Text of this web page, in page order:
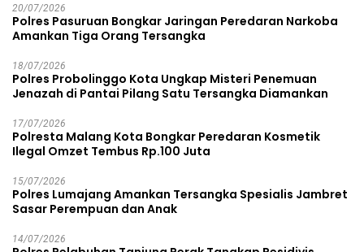
20/07/2026
Polres Pasuruan Bongkar Jaringan Peredaran Narkoba
Amankan Tiga Orang Tersangka
18/07/2026
Polres Probolinggo Kota Ungkap Misteri Penemuan
Jenazah di Pantai Pilang Satu Tersangka Diamankan
17/07/2026
Polresta Malang Kota Bongkar Peredaran Kosmetik
Ilegal Omzet Tembus Rp.100 Juta
15/07/2026
Polres Lumajang Amankan Tersangka Spesialis Jambret
Sasar Perempuan dan Anak
14/07/2026